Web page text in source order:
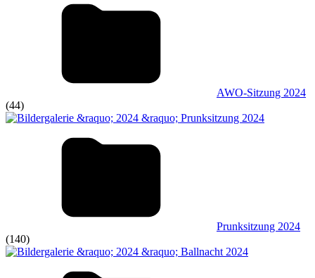
AWO-Sitzung 2024
(44)
Prunksitzung 2024
(140)